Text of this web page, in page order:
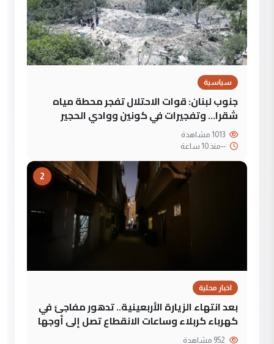
سياسية
جنوب لبنان: قوات الاحتلال تفجر محطة مياه
شقرا… وتفجيرات في كونين ووادي الحجير
--منذ 10 ساعة
2
اخبار محلية
بعد انتهاء الزيارة الأربعينية.. تدهور مفاجئ في
كهرباء كربلاء وساعات الانقطاع تصل إلى أوجها